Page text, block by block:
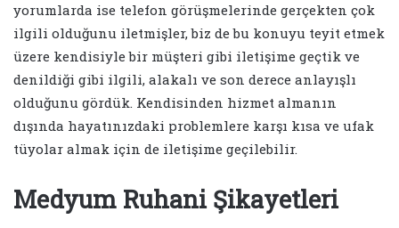
yorumlarda ise telefon görüşmelerinde gerçekten çok
ilgili olduğunu iletmişler, biz de bu konuyu teyit etmek
üzere kendisiyle bir müşteri gibi iletişime geçtik ve
denildiği gibi ilgili, alakalı ve son derece anlayışlı
olduğunu gördük. Kendisinden hizmet almanın
dışında hayatınızdaki problemlere karşı kısa ve ufak
tüyolar almak için de iletişime geçilebilir.
Medyum Ruhani Şikayetleri